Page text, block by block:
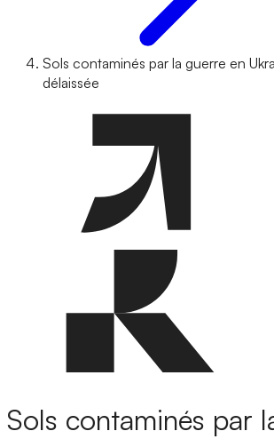
Sols contaminés par la guerre en
délaissée
Sols contaminés par